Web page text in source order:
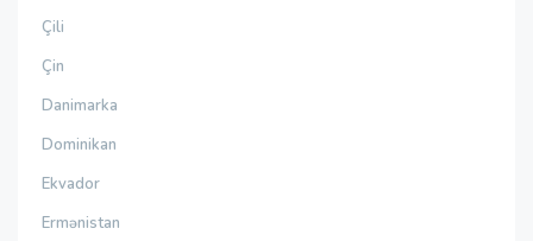
Çili
Çin
Danimarka
Dominikan
Ekvador
Ermənistan